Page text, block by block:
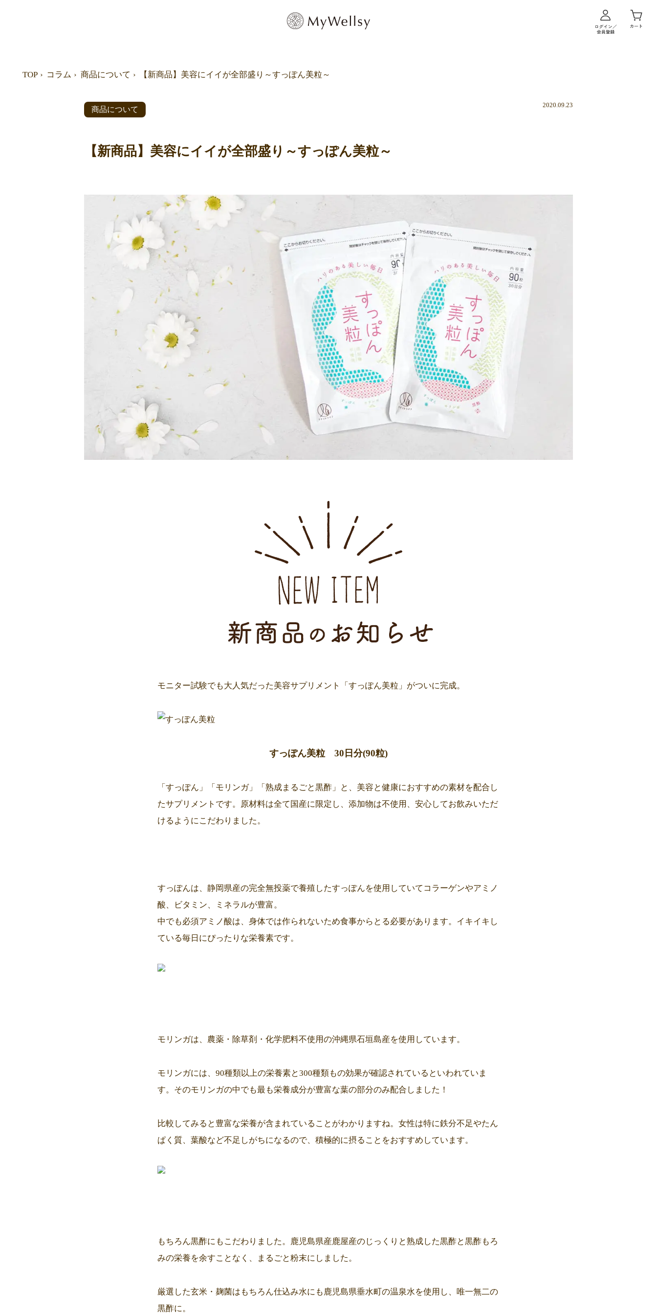
TOP コラム 商品について 【新商品】美容にイイが全部盛り～すっぽん美粒～
商品について
2020.09.23
【新商品】美容にイイが全部盛り～すっぽん美粒～
モニター試験でも大人気だった美容サプリメント「すっぽん美粒」がついに完成。
すっぽん美粒 30日分(90粒)
「 すっぽん 」「 モリンガ」「 熟成まるごと黒酢 」と、美容と健康におすすめの素材を配合し
たサプリメントです。原材料は全て国産に限定し、添加物は不使用、安心してお飲みいただ
けるようにこだわりました。
すっぽんは、静岡県産の完全無投薬で養殖したすっぽんを使用していてコラーゲンやアミノ
酸、ビタミン、ミネラルが豊富。
中でも必須アミノ酸は、身体では作られないため食事からとる必要があります。イキイキし
ている毎日にぴったりな栄養素です。
モリンガは、農薬・除草剤・化学肥料不使用の沖縄県石垣島産を使用しています。
モリンガには、90種類以上の栄養素と300種類もの効果が確認されているといわれていま
す。そのモリンガの中でも最も栄養成分が豊富な葉の部分のみ配合しました！
比較してみると豊富な栄養が含まれていることがわかりますね。女性は特に鉄分不足やたん
ぱく質、葉酸など不足しがちになるので、積極的に摂ることをおすすめしています。
もちろん黒酢にもこだわりました。鹿児島県産鹿屋産のじっくりと熟成した黒酢と黒酢もろ
みの栄養を余すことなく、まるごと粉末にしました。
厳選した玄米・麹菌はもちろん仕込み水にも鹿児島県垂水町の温泉水を使用し、唯一無二の
黒酢に。